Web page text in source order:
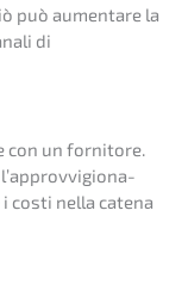
può aumen­ta­re la
di
con un forni­to­re.
l’approv­vi­gio­na­
costi nella catena